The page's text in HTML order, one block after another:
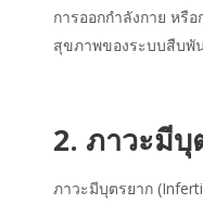
การออกกำลังกาย หรื
สุขภาพของระบบสืบพั
2. ภาวะมีบุ
ภาวะมีบุตรยาก